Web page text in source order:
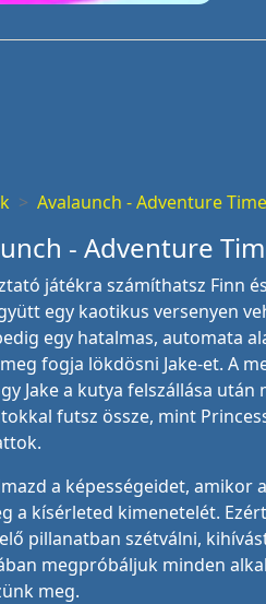
Avalaunch - Adventure Time
- Adventure
játékra számíthatsz Finn
egy kaotikus versenyen
egy hatalmas, automata
fogja lökdösni Jake-et. A
Jake a kutya felszállása
futsz össze, mint
a képességeidet,
a kísérleted kimenetelét.
pillanatban szétválni,
megpróbáljuk minden
meg.